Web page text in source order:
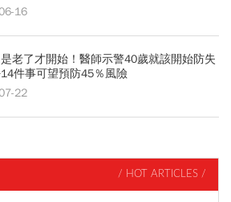
16
老了才開始！醫師示警40歲就該開始防失
件事可望預防45％風險
22
/ HOT ARTICLES /